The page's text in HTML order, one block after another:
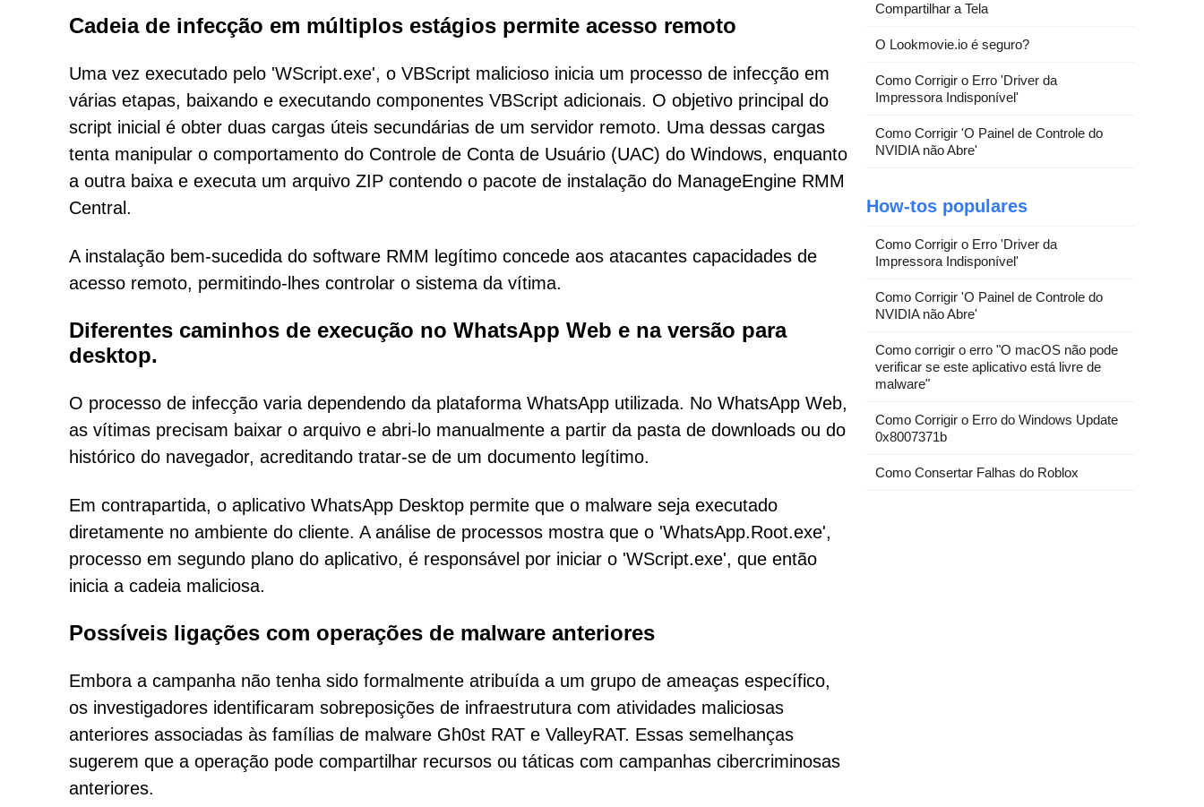
Cadeia de infecção em múltiplos estágios permite acesso remoto
Uma vez executado pelo 'WScript.exe', o VBScript malicioso inicia um processo de infecção em
várias etapas, baixando e executando componentes VBScript adicionais. O objetivo principal do
script inicial é obter duas cargas úteis secundárias de um servidor remoto. Uma dessas cargas
tenta manipular o comportamento do Controle de Conta de Usuário (UAC) do Windows, enquanto
a outra baixa e executa um arquivo ZIP contendo o pacote de instalação do ManageEngine RMM
Central.
A instalação bem-sucedida do software RMM legítimo concede aos atacantes capacidades de
acesso remoto, permitindo-lhes controlar o sistema da vítima.
Diferentes caminhos de execução no WhatsApp Web e na versão para
desktop.
O processo de infecção varia dependendo da plataforma WhatsApp utilizada. No WhatsApp Web,
as vítimas precisam baixar o arquivo e abri-lo manualmente a partir da pasta de downloads ou do
histórico do navegador, acreditando tratar-se de um documento legítimo.
Em contrapartida, o aplicativo WhatsApp Desktop permite que o malware seja executado
diretamente no ambiente do cliente. A análise de processos mostra que o 'WhatsApp.Root.exe',
processo em segundo plano do aplicativo, é responsável por iniciar o 'WScript.exe', que então
inicia a cadeia maliciosa.
Possíveis ligações com operações de malware anteriores
Embora a campanha não tenha sido formalmente atribuída a um grupo de ameaças específico,
os investigadores identificaram sobreposições de infraestrutura com atividades maliciosas
anteriores associadas às famílias de malware Gh0st RAT e ValleyRAT. Essas semelhanças
sugerem que a operação pode compartilhar recursos ou táticas com campanhas cibercriminosas
anteriores.
Compartilhar a Tela
O Lookmovie.io é seguro?
Como Corrigir o Erro 'Driver da
Impressora Indisponível'
Como Corrigir 'O Painel de Controle do
NVIDIA não Abre'
How-tos populares
Como Corrigir o Erro 'Driver da
Impressora Indisponível'
Como Corrigir 'O Painel de Controle do
NVIDIA não Abre'
Como corrigir o erro "O macOS não pode
verificar se este aplicativo está livre de
malware"
Como Corrigir o Erro do Windows Update
0x8007371b
Como Consertar Falhas do Roblox